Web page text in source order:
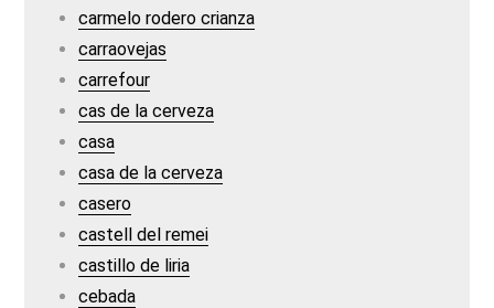
carmelo rodero crianza
carraovejas
carrefour
cas de la cerveza
casa
casa de la cerveza
casero
castell del remei
castillo de liria
cebada